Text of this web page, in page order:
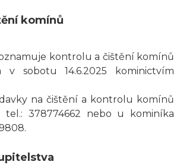
komínů
kontrolu a čištění komínů
sobotu 14.6.2025 kominictvím
na čištění a kontrolu komínů
tel.: 378774662 nebo u kominíka